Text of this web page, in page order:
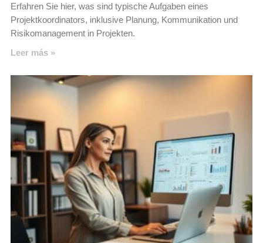
Erfahren Sie hier, was sind typische Aufgaben eines
Projektkoordinators, inklusive Planung, Kommunikation und
Risikomanagement in Projekten.
Leer más »